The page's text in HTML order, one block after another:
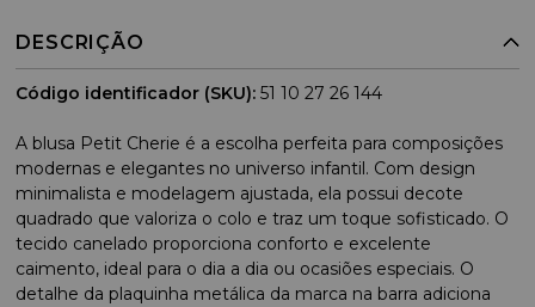
DESCRIÇÃO
Código identificador (SKU): 51 10 27 26 144
A blusa Petit Cherie é a escolha perfeita para composições
modernas e elegantes no universo infantil. Com design
minimalista e modelagem ajustada, ela possui decote
quadrado que valoriza o colo e traz um toque sofisticado. O
tecido canelado proporciona conforto e excelente
caimento, ideal para o dia a dia ou ocasiões especiais. O
detalhe da plaquinha metálica da marca na barra adiciona